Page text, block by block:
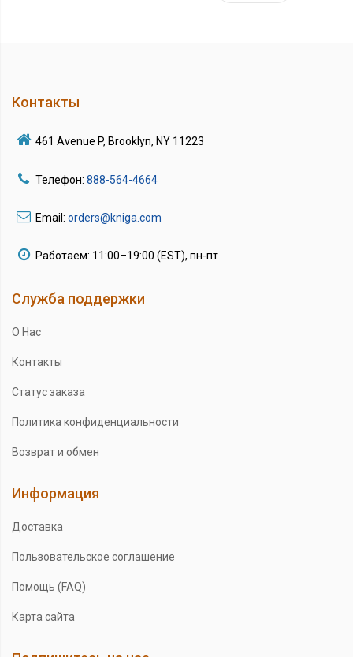
Контакты
461 Avenue P, Brooklyn, NY 11223
Телефон: 888-564-4664
Email: orders@kniga.com
Работаем: 11:00–19:00 (EST), пн-пт
Служба поддержки
О Нас
Контакты
Статус заказа
Политика конфиденциальности
Возврат и обмен
Информация
Доставка
Пользовательское соглашение
Помощь (FAQ)
Карта сайта